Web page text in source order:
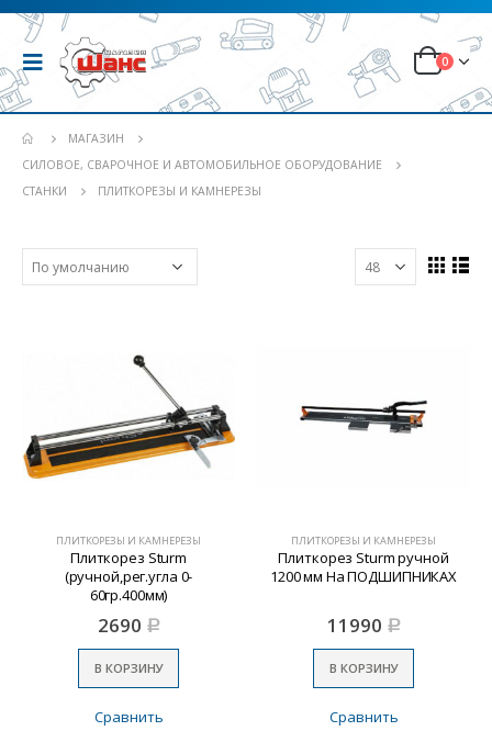
0
МАГАЗИН
СИЛОВОЕ, СВАРОЧНОЕ И АВТОМОБИЛЬНОЕ ОБОРУДОВАНИЕ
СТАНКИ
ПЛИТКОРЕЗЫ И КАМНЕРЕЗЫ
ПЛИТКОРЕЗЫ И КАМНЕРЕЗЫ
Плиткорез Sturm
(ручной,рег.угла 0-
60гр.400мм)
2690 Р
В КОРЗИНУ
Сравнить
ПЛИТКОРЕЗЫ И КАМНЕРЕЗЫ
Плиткорез Sturm ручной
1200 мм На ПОДШИПНИКАХ
11990 Р
В КОРЗИНУ
Сравнить